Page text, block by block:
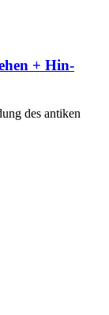
+ Hin-
des antiken